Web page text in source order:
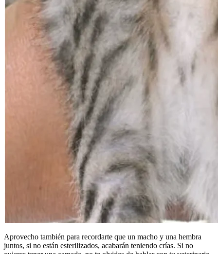
Aprovecho también para recordarte que un macho y una hembra
juntos, si no están esterilizados, acabarán teniendo crías. Si no